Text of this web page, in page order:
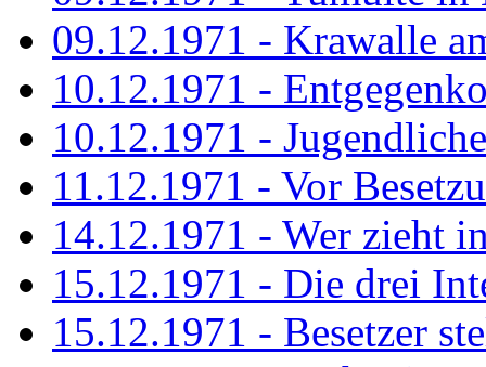
09.12.1971 - Krawalle
10.12.1971 -
10.12.1971 -
11.12.1971 - Vor
14.12.1971 - Wer zieht
15.12.1971 - Die drei
15.12.1971 - Besetzer